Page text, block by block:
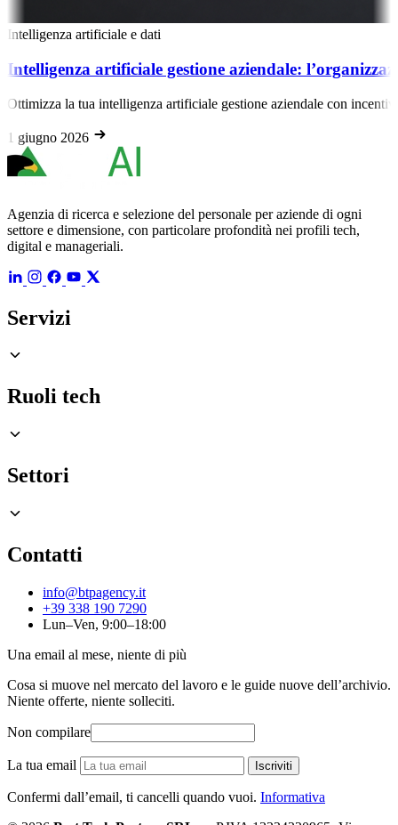
Intelligenza artificiale e dati
Intelligenza artificiale gestione aziendale:
Ottimizza la tua intelligenza artificiale gestione aziendale con
1 giugno 2026
Agenzia di ricerca e selezione del personale per aziende di ogni
settore e dimensione, con particolare profondità nei profili tech,
digital e manageriali.
Servizi
Ruoli tech
Settori
Contatti
info@btpagency.it
+39 338 190 7290
Lun–Ven, 9:00–18:00
Una email al mese, niente di più
Cosa si muove nel mercato del lavoro e le guide nuove dell’archivio.
Niente offerte, niente solleciti.
Non compilare
La tua email Iscriviti
Confermi dall’email, ti cancelli quando vuoi. Informativa